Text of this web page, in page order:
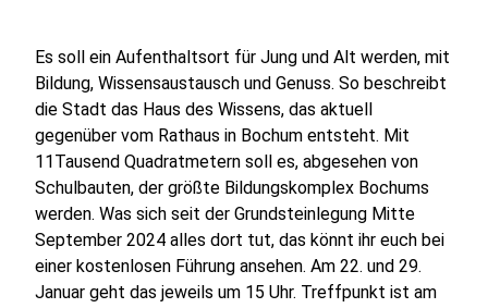
Es soll ein Aufenthaltsort für Jung und Alt werden, mit
Bildung, Wissensaustausch und Genuss. So beschreibt
die Stadt das Haus des Wissens, das aktuell
gegenüber vom Rathaus in Bochum entsteht. Mit
11Tausend Quadratmetern soll es, abgesehen von
Schulbauten, der größte Bildungskomplex Bochums
werden. Was sich seit der Grundsteinlegung Mitte
September 2024 alles dort tut, das könnt ihr euch bei
einer kostenlosen Führung ansehen. Am 22. und 29.
Januar geht das jeweils um 15 Uhr. Treffpunkt ist am